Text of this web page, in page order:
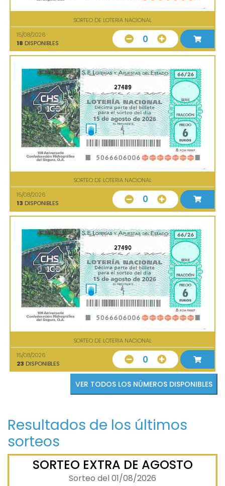
SORTEO DE LOTERIA NACIONAL
15/08/2026
18 DISPONIBLES 0
27489
SORTEO DE LOTERIA NACIONAL
15/08/2026
13 DISPONIBLES 0
27490
SORTEO DE LOTERIA NACIONAL
15/08/2026
23 DISPONIBLES 0
VER TODOS LOS NÚMEROS DISPONIBLES
Resultados de los últimos
sorteos
SORTEO EXTRA DE AGOSTO
Sorteo del 01/08/2026